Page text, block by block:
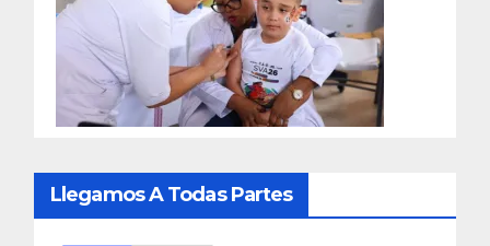
Llegamos A Todas Partes